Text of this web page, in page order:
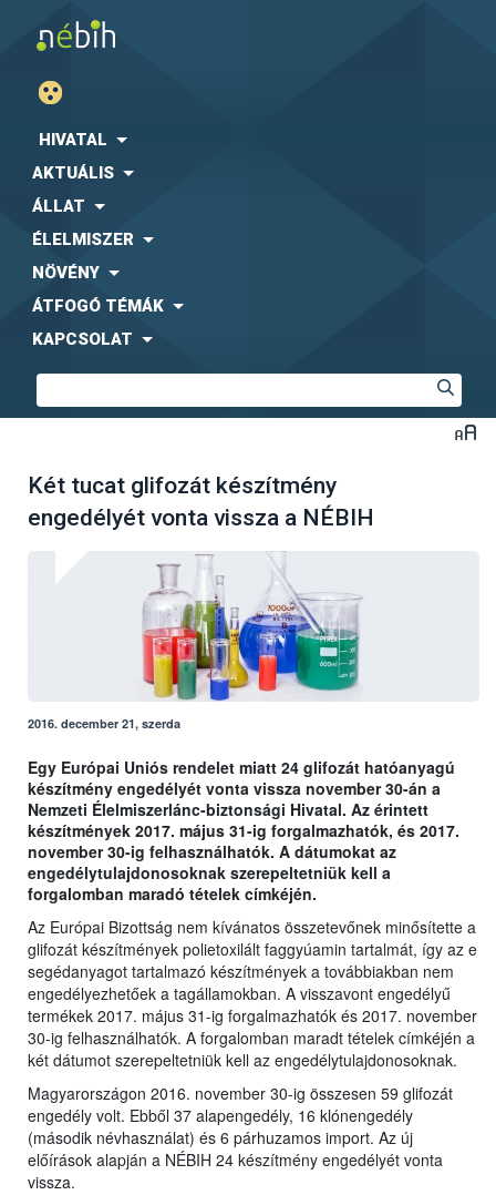
HIVATAL
AKTUÁLIS
ÁLLAT
ÉLELMISZER
NÖVÉNY
ÁTFOGÓ TÉMÁK
KAPCSOLAT
Két tucat glifozát készítmény
engedélyét vonta vissza a NÉBIH
2016. december 21, szerda
Egy Európai Uniós rendelet miatt 24 glifozát hatóanyagú
készítmény engedélyét vonta vissza november 30-án a
Nemzeti Élelmiszerlánc-biztonsági Hivatal. Az érintett
készítmények 2017. május 31-ig forgalmazhatók, és 2017.
november 30-ig felhasználhatók. A dátumokat az
engedélytulajdonosoknak szerepeltetniük kell a
forgalomban maradó tételek címkéjén.
Az Európai Bizottság nem kívánatos összetevőnek minősítette a
glifozát készítmények polietoxilált faggyúamin tartalmát, így az e
segédanyagot tartalmazó készítmények a továbbiakban nem
engedélyezhetőek a tagállamokban. A visszavont engedélyű
termékek 2017. május 31-ig forgalmazhatók és 2017. november
30-ig felhasználhatók. A forgalomban maradt tételek címkéjén a
két dátumot szerepeltetniük kell az engedélytulajdonosoknak.
Magyarországon 2016. november 30-ig összesen 59 glifozát
engedély volt. Ebből 37 alapengedély, 16 klónengedély
(második névhasználat) és 6 párhuzamos import. Az új
előírások alapján a NÉBIH 24 készítmény engedélyét vonta
vissza.